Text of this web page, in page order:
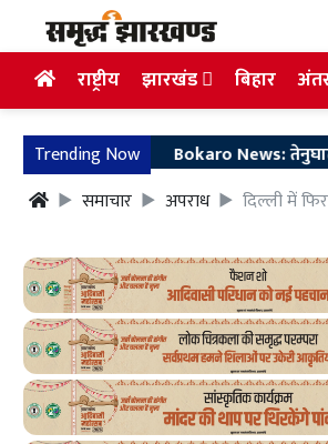
राष्ट्रीय झारखंड बिहार
Trending NowBokaro News: तेनुघाट
समाचार
अपराध दिल्ली में